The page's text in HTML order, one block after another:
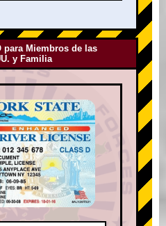
para Miembros de las
y Familia